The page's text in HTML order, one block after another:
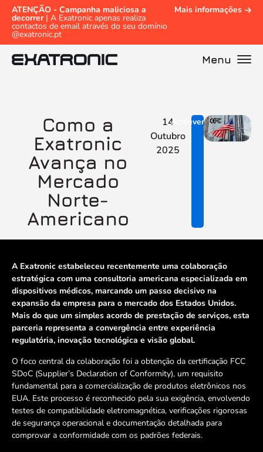
ATENÇÃO - Campanha maliciosa a
decorrer| A Exatronic apenas realiza
contactos de email através do seu domínio
@exatronic.pt
Mais informações
Menu
Como a
Exatronic
Avança no
Mercado
Norte-
Americano
14
Outubro
2025
Achievements
A Exatronic estabeleceu recentemente uma colaboração
estratégica com uma consultoria americana especializada em
dispositivos médicos, marcando um passo decisivo na
expansão da empresa para o mercado dos Estados Unidos.
Mais do que um simples acordo de prestação de serviços, esta
parceria representa a convergência entre experiência
regulatória, inovação tecnológica e visão global.
O foco central da colaboração foi a obtenção da certificação FCC
SDoC (Supplier’s Declaration of Conformity), um requisito
fundamental para a comercialização de produtos eletrônicos nos
EUA. Este processo é reconhecido pela sua exigência, envolvendo
testes de compatibilidade eletromagnética, verificações rigorosas
de segurança operacional e documentação detalhada para
comprovar a conformidade com os padrões federais.